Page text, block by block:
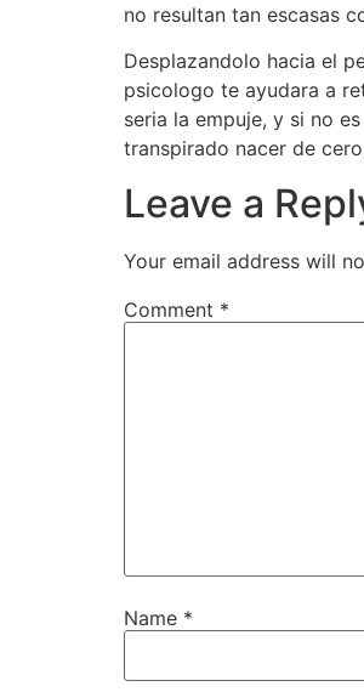
no resultan tan escasas
Desplazandolo hacia el
psicologo te ayudara a
seri­a la empuje, y si no
transpirado nacer de
Leave a
Your email address will
Comment *
Name *